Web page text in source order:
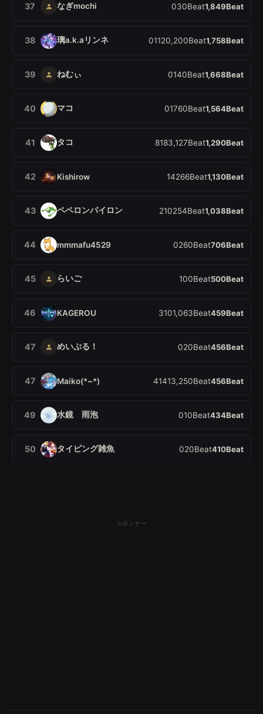
37 1,849Beat
なぎmochi 030Beat
38 1,758Beat
璃a.k.aリンネ 01120,200Beat
39 1,668Beat
ねむぃ 0140Beat
40 1,564Beat
マコ 01760Beat
41 1,290Beat
タコ 8183,127Beat
42 1,130Beat
Kishirow 14266Beat
43 1,038Beat
ペペロンパイロン 210254Beat
44 706Beat
mmmafu4529 0260Beat
45 500Beat
らいご 100Beat
46 459Beat
KAGEROU 3101,063Beat
47 456Beat
めいぷる！ 020Beat
47 456Beat
Maiko(*~*) 41413,250Beat
49 434Beat
水鏡 雨泡 010Beat
50 410Beat
タイピング雑魚 020Beat
スポンサー